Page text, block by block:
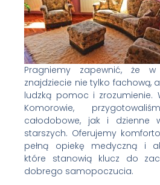
Pragniemy zapewnić, że w
znajdziecie nie tylko fachową,
ludzką pomoc i zrozumienie.
Komorowie,
całodobowe, jak i dzienne
starszych. Oferujemy
pełną opiekę medyczną i
które stanowią klucz do
dobrego samopoczucia.